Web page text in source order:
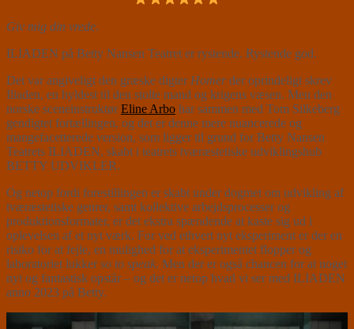
Giv mig din vrede.
ILIADEN på Betty Nansen Teatret er rystende. Rystende god.
Det var angiveligt den græske digter Homer der oprindeligt skrev
Iliaden, en hyldest til den stolte mand og krigens væsen. Men den
norske sceneinstruktør Eline Arbo har sammen med Tom Silkeberg
gendigtet fortællingen, og det er denne mere nuancerede og
mangefacetterede version, som ligger til grund for Betty Nansen
Teatrets ILIADEN, skabt i teatrets tværæstetiske udviklingshub
BETTY UDVIKLER.
Og netop fordi forestillingen er skabt under dogmet om udvikling af
tværæstetiske genrer, samt kollektive arbejdsprocesser og
produktionsformater, er det ekstra spændende at kaste sig ud i
oplevelsen af et nyt værk. For ved ethvert nyt eksperiment er der en
risiko for at fejle, en mulighed for at eksperimentet flopper og
laboratoriet lukker so to speak. Men der er også chancen for at noget
nyt og fantastisk opstår – og det er netop hvad vi ser med ILIADEN
anno 2023 på Betty.